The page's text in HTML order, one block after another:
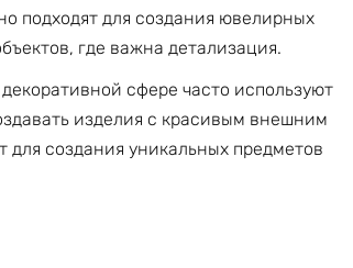
подходят для создания ювелирных
где важна детализация.
сфере часто используют
изделия с красивым внешним
для создания уникальных предметов